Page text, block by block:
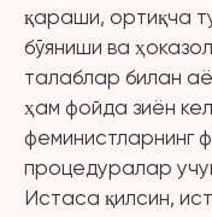
қараши, ортиқча
бўяниши ва
талаблар билан
ҳам фойда зиён
феминистларнинг
процедуралар
Истаса қилсин,